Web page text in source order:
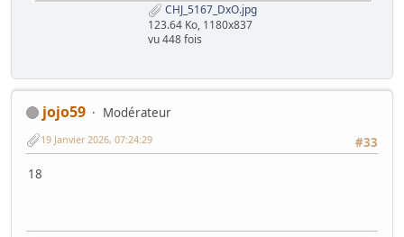
CHJ_5167_DxO.jpg
123.64 Ko, 1180x837
vu 448 fois
jojo59
Modérateur
#33
19 Janvier 2026, 07:24:29
18